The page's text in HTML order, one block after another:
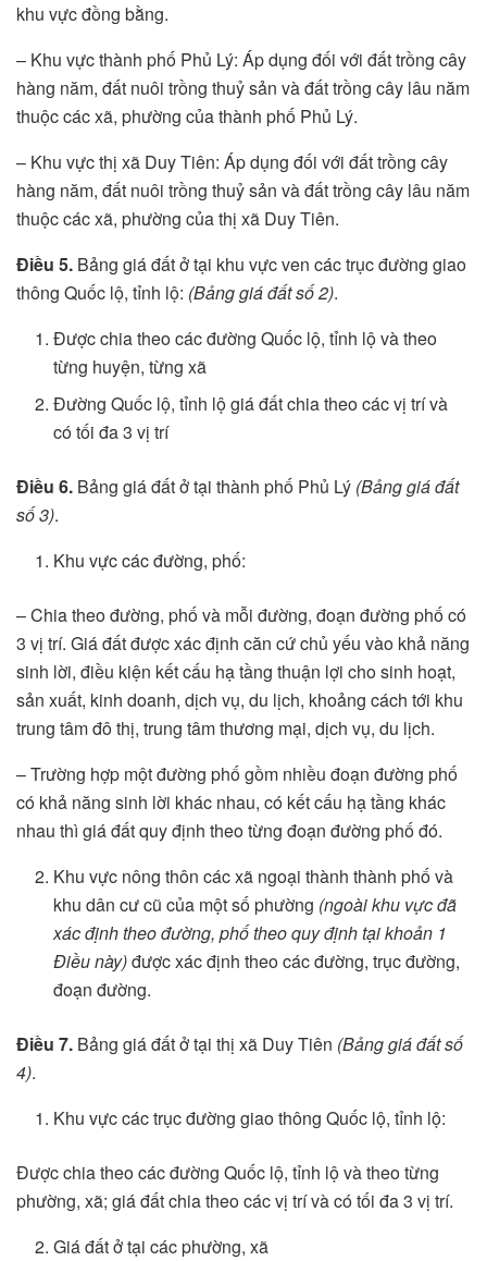
khu vực đồng bằng.
– Khu vực thành phố Phủ Lý: Áp dụng đối với đất trồng cây
hàng năm, đất nuôi trồng thuỷ sản và đất trồng cây lâu năm
thuộc các xã, phường của thành phố Phủ Lý.
– Khu vực thị xã Duy Tiên: Áp dụng đối với đất trồng cây
hàng năm, đất nuôi trồng thuỷ sản và đất trồng cây lâu năm
thuộc các xã, phường của thị xã Duy Tiên.
Điều 5. Bảng giá đất ở tại khu vực ven các trục đường giao
thông Quốc lộ, tỉnh lộ: (Bảng giá đất số 2).
Được chia theo các đường Quốc lộ, tỉnh lộ và theo
từng huyện, từng xã
Đường Quốc lộ, tỉnh lộ giá đất chia theo các vị trí và
có tối đa 3 vị trí
Điều 6. Bảng giá đất ở tại thành phố Phủ Lý (Bảng giá đất
số 3).
Khu vực các đường, phố:
– Chia theo đường, phố và mỗi đường, đoạn đường phố có
3 vị trí. Giá đất được xác định căn cứ chủ yếu vào khả năng
sinh lời, điều kiện kết cấu hạ tầng thuận lợi cho sinh hoạt,
sản xuất, kinh doanh, dịch vụ, du lịch, khoảng cách tới khu
trung tâm đô thị, trung tâm thương mại, dịch vụ, du lịch.
– Trường hợp một đường phố gồm nhiều đoạn đường phố
có khả năng sinh lời khác nhau, có kết cấu hạ tầng khác
nhau thì giá đất quy định theo từng đoạn đường phố đó.
Khu vực nông thôn các xã ngoại thành thành phố và
khu dân cư cũ của một số phường (ngoài khu vực đã
xác định theo đường, phố theo quy định tại khoản 1
Điều này)được xác định theo các đường, trục đường,
đoạn đường.
Điều 7. Bảng giá đất ở tại thị xã Duy Tiên (Bảng giá đất số
4).
Khu vực các trục đường giao thông Quốc lộ, tỉnh lộ:
Được chia theo các đường Quốc lộ, tỉnh lộ và theo từng
phường, xã; giá đất chia theo các vị trí và có tối đa 3 vị trí.
Giá đất ở tại các phường, xã